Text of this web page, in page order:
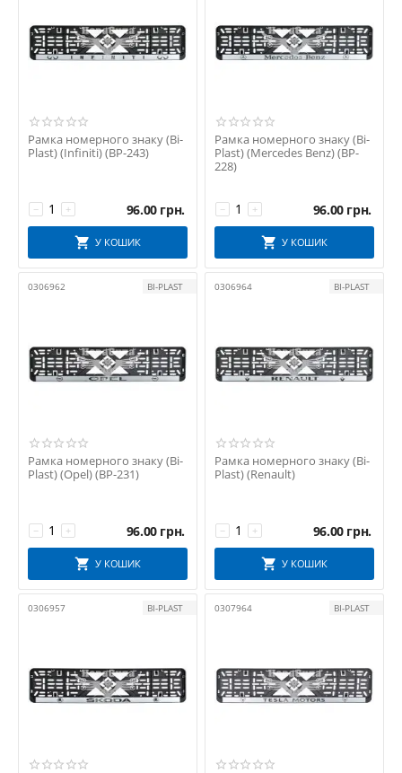
Рамка номерного знаку (Bi-
Plast) (Infiniti) (BP-243)
+
− 96.00 грн.
У КОШИК
Рамка номерного знаку (Bi-
Plast) (Mercedes Benz) (BP-
228)
+
− 96.00 грн.
У КОШИК
0306962 BI-PLAST
Рамка номерного знаку (Bi-
Plast) (Opel) (BP-231)
+
− 96.00 грн.
У КОШИК
0306964 BI-PLAST
Рамка номерного знаку (Bi-
Plast) (Renault)
+
− 96.00 грн.
У КОШИК
0306957 BI-PLAST 0307964 BI-PLAST